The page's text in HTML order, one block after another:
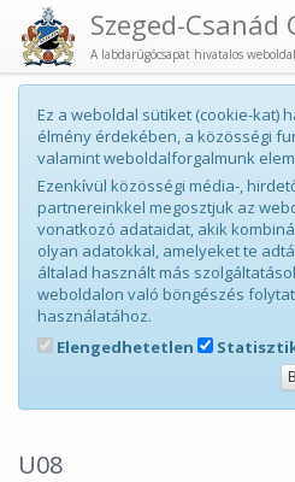
A labdarúgócsapat hivatalos
Ez a weboldal sütiket (cookie-kat)
élmény érdekében, a közösségi
valamint weboldalforgalmunk
Ezenkívül közösségi média-,
partnereinkkel megosztjuk az
vonatkozó adataidat, akik
olyan adatokkal, amelyeket te
általad használt más
weboldalon való böngészés
használatához.
Elengedhetetlen
U08